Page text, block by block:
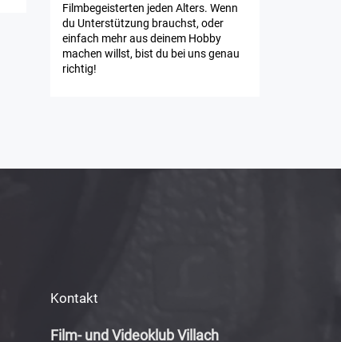
Filmbegeisterten jeden Alters. Wenn
du Unterstützung brauchst, oder
einfach mehr aus deinem Hobby
machen willst, bist du bei uns genau
richtig!
Kontakt
Film- und Videoklub Villach